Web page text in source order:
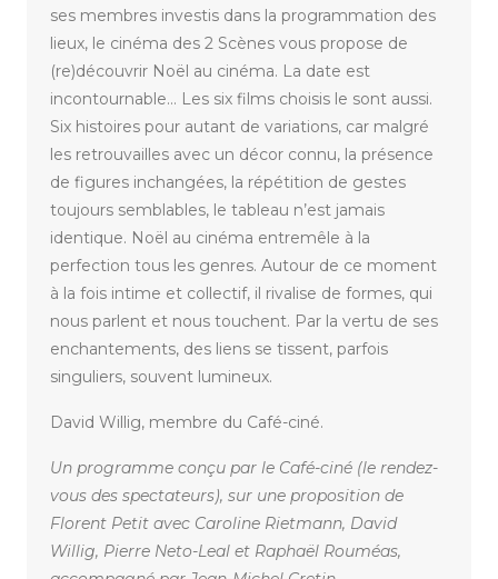
ses membres investis dans la programmation des
lieux, le cinéma des 2 Scènes vous propose de
(re)découvrir Noël au cinéma. La date est
incontournable… Les six films choisis le sont aussi.
Six histoires pour autant de variations, car malgré
les retrouvailles avec un décor connu, la présence
de figures inchangées, la répétition de gestes
toujours semblables, le tableau n’est jamais
identique. Noël au cinéma entremêle à la
perfection tous les genres. Autour de ce moment
à la fois intime et collectif, il rivalise de formes, qui
nous parlent et nous touchent. Par la vertu de ses
enchantements, des liens se tissent, parfois
singuliers, souvent lumineux.
David Willig, membre du Café-ciné.
Un programme conçu par le Café-ciné (le rendez-
vous des spectateurs), sur une proposition de
Florent Petit avec Caroline Rietmann, David
Willig, Pierre Neto-Leal et Raphaël Rouméas,